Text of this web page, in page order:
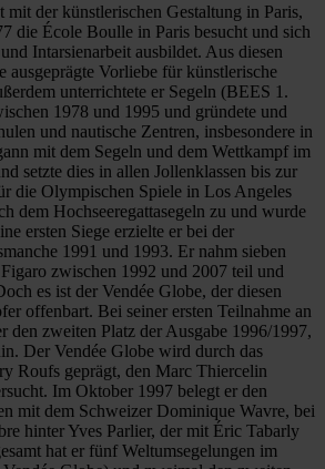
mit der künstlerischen Gestaltung in Paris,
die École Boulle in Paris besucht und sich
Intarsienarbeit ausbildet. Aus diesen
ausgeprägte Vorliebe für künstlerische
unterrichtete er Segeln (BEES 1.
1978 und 1995 und gründete und
und nautische Zentren, insbesondere in
mit dem Segeln und dem Wettkampf im
setzte dies in allen Jollenklassen bis zur
die Olympischen Spiele in Los Angeles
dem Hochseeregattasegeln zu und wurde
ersten Siege erzielte er bei der
1991 und 1993. Er nahm sieben
zwischen 1992 und 2007 teil und
es ist der Vendée Globe, der diesen
offenbart. Bei seiner ersten Teilnahme an
den zweiten Platz der Ausgabe 1996/1997,
Der Vendée Globe wird durch das
Roufs geprägt, den Marc Thiercelin
Im Oktober 1997 belegt er den
mit dem Schweizer Dominique Wavre, bei
hinter Yves Parlier, der mit Éric Tabarly
hat er fünf Weltumsegelungen im